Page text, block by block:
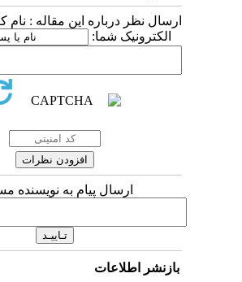
ارسال نظر درباره این مقاله : نام
الکترونیک شما:
ارسال پیام به نویسنده
بازنشر اطلاعات